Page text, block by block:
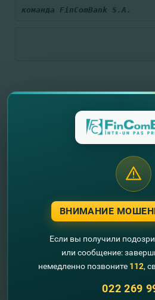
команда FinComBank S.A.
Другие
ВНИМАНИЕ
Если вы получили
или сообщение:
немедленно позвоните 112,
022 269